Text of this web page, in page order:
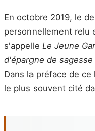
En octobre 2019, le
personnellement relu
s'appelle Le Jeune
d'épargne de
Dans la préface de
le plus souvent cité